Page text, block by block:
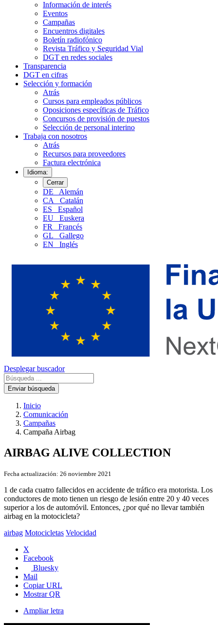
Información de interés
Eventos
Campañas
Encuentros digitales
Boletín radiofónico
Revista Tráfico y Seguridad Vial
DGT en redes sociales
Transparencia
DGT en cifras
Selección y formación
Atrás
Cursos para empleados públicos
Oposiciones específicas de Tráfico
Concursos de provisión de puestos
Selección de personal interino
Trabaja con nosotros
Atrás
Recursos para proveedores
Factura electrónica
Idioma:
Cerrar
DE
Alemán
CA
Catalán
ES
Español
EU
Euskera
FR
Francés
GL
Gallego
EN
Inglés
Desplegar buscador
Enviar búsqueda
Inicio
Comunicación
Campañas
Campaña Airbag
AIRBAG ALIVE COLLECTION
Fecha actualización: 26 noviembre 2021
1 de cada cuatro fallecidos en accidente de tráfico era motorista. Los
conductores de moto tienen un riesgo de lesión entre 20 y 40 veces
superior a los de automóvil. Entonces, ¿por qué no llevar también
airbag en la motocicleta?
airbag Motocicletas Velocidad
X
Facebook
Bluesky
Mail
Copiar URL
Mostrar QR
Ampliar letra